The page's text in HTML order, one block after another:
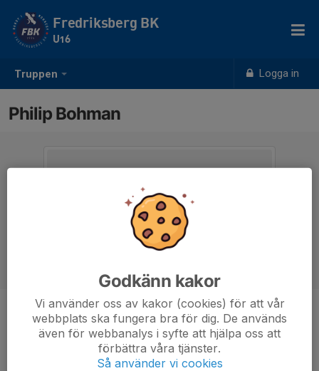
Truppen Logga in
Fredriksberg BK
U16
Philip Bohman
Titel
Tränare
31 år
Godkänn kakor
Vi använder oss av kakor (cookies) för att vår
webbplats ska fungera bra för dig. De används
även för webbanalys i syfte att hjälpa oss att
förbättra våra tjänster.
Så använder vi cookies